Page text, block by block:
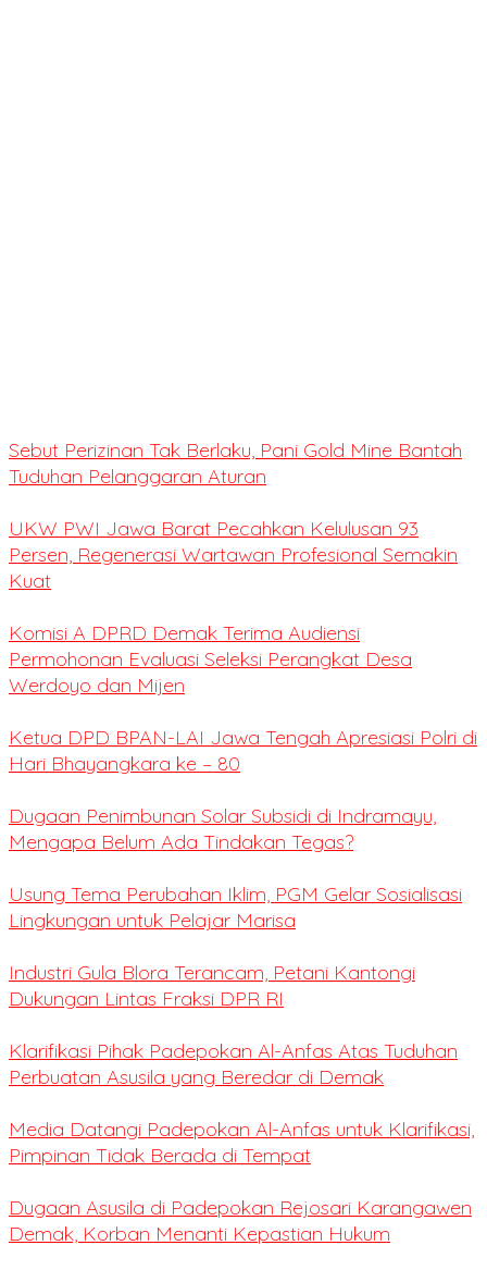
Sebut Perizinan Tak Berlaku, Pani Gold Mine Bantah
Tuduhan Pelanggaran Aturan
UKW PWI Jawa Barat Pecahkan Kelulusan 93
Persen, Regenerasi Wartawan Profesional Semakin
Kuat
Komisi A DPRD Demak Terima Audiensi
Permohonan Evaluasi Seleksi Perangkat Desa
Werdoyo dan Mijen
Ketua DPD BPAN-LAI Jawa Tengah Apresiasi Polri di
Hari Bhayangkara ke – 80
Dugaan Penimbunan Solar Subsidi di Indramayu,
Mengapa Belum Ada Tindakan Tegas?
Usung Tema Perubahan Iklim, PGM Gelar Sosialisasi
Lingkungan untuk Pelajar Marisa
Industri Gula Blora Terancam, Petani Kantongi
Dukungan Lintas Fraksi DPR RI
Klarifikasi Pihak Padepokan Al-Anfas Atas Tuduhan
Perbuatan Asusila yang Beredar di Demak
Media Datangi Padepokan Al-Anfas untuk Klarifikasi,
Pimpinan Tidak Berada di Tempat
Dugaan Asusila di Padepokan Rejosari Karangawen
Demak, Korban Menanti Kepastian Hukum